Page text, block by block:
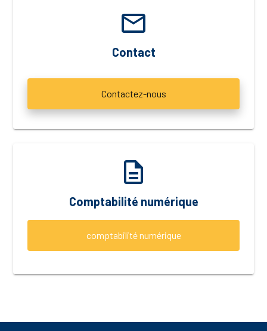
email
Contact
Contactez-nous
description
Comptabilité numérique
comptabilité numérique